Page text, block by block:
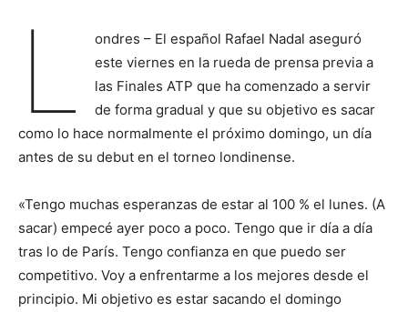
L
ondres – El español Rafael Nadal aseguró
este viernes en la rueda de prensa previa a
las Finales ATP que ha comenzado a servir
de forma gradual y que su objetivo es sacar
como lo hace normalmente el próximo domingo, un día
antes de su debut en el torneo londinense.
«Tengo muchas esperanzas de estar al 100 % el lunes. (A
sacar) empecé ayer poco a poco. Tengo que ir día a día
tras lo de París. Tengo confianza en que puedo ser
competitivo. Voy a enfrentarme a los mejores desde el
principio. Mi objetivo es estar sacando el domingo